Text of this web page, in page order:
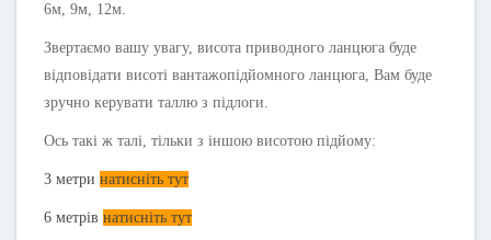
6м, 9м, 12м.
Звертаємо вашу увагу, висота приводного ланцюга буде
відповідати висоті вантажопідйомного ланцюга, Вам буде
зручно керувати таллю з підлоги.
Ось такі ж талі, тільки з іншою висотою підйому:
3 метри натисніть тут
6 метрів натисніть тут